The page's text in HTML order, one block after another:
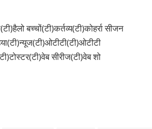
बच्चों(टी)कर्तव्य(टी)कोहर्रा सीजन
सीरीज(टी)वेब शो